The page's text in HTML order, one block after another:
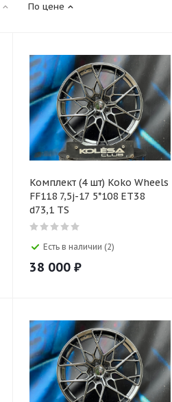
По цене
Комплект (4 шт) Koko Wheels
FF118 7,5j-17 5*108 ET38
d73,1 TS
Есть в наличии (2)
38 000 ₽